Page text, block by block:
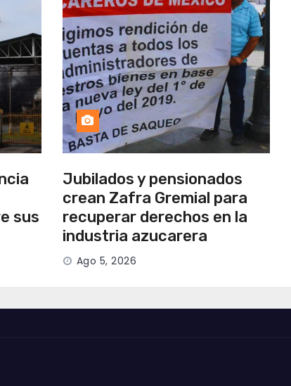
sus
Jubilados y pensionados
crean Zafra Gremial para
recuperar derechos en la
industria azucarera
Ago 5, 2026